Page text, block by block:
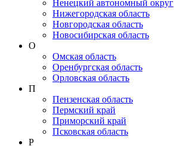
Ненецкий автономный округ
Нижегородская область
Новгородская область
Новосибирская область
О
Омская область
Оренбургская область
Орловская область
П
Пензенская область
Пермский край
Приморский край
Псковская область
Р